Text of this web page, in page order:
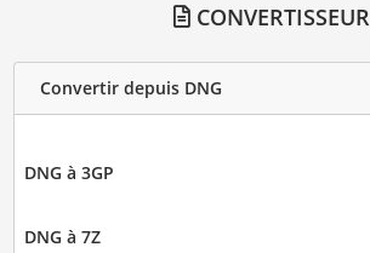
CONVERTISSEUR
Convertir depuis DNG
DNG à 3GP
DNG à 7Z